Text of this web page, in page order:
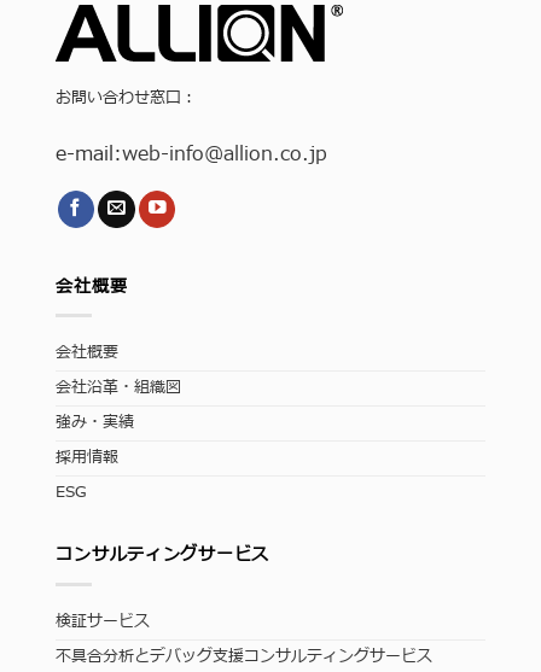
お問い合わせ窓口：
e-mail:web-info@allion.co.jp
会社概要
会社概要
会社沿革・組織図
強み・実績
採用情報
ESG
コンサルティングサービス
検証サービス
不具合分析とデバッグ支援コンサルティングサービス